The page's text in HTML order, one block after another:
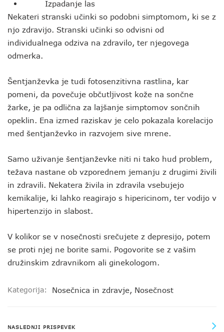
Izpadanje las
Nekateri stranski učinki so podobni simptomom, ki se z
njo zdravijo. Stranski učinki so odvisni od
individualnega odziva na zdravilo, ter njegovega
odmerka.
Šentjanževka je tudi fotosenzitivna rastlina, kar
pomeni, da povečuje občutljivost kože na sončne
žarke, je pa odlična za lajšanje simptomov sončnih
opeklin. Ena izmed raziskav je celo pokazala korelacijo
med šentjanževko in razvojem sive mrene.
Samo uživanje šentjanževke niti ni tako hud problem,
težava nastane ob vzporednem jemanju z drugimi živili
in zdravili. Nekatera živila in zdravila vsebujejo
kemikalije, ki lahko reagirajo s hipericinom, ter vodijo v
hipertenzijo in slabost.
V kolikor se v nosečnosti srečujete z depresijo, potem
se proti njej ne borite sami. Pogovorite se z vašim
družinskim zdravnikom ali ginekologom.
Kategorija: Nosečnica in zdravje, Nosečnost
NASLEDNJI PRISPEVEK